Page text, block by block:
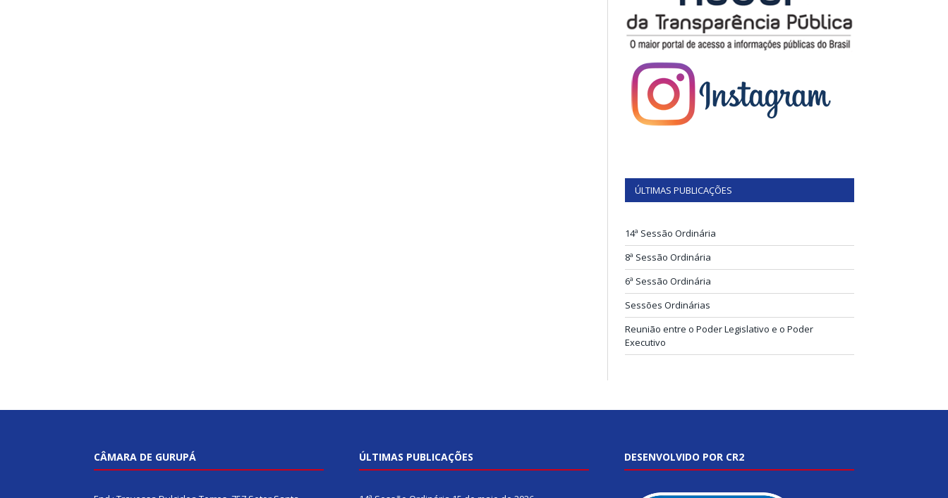
ÚLTIMAS PUBLICAÇÕES
14ª Sessão Ordinária
8ª Sessão Ordinária
6ª Sessão Ordinária
Sessões Ordinárias
Reunião entre o Poder Legislativo e o Poder
Executivo
CÂMARA DE GURUPÁ ÚLTIMAS PUBLICAÇÕES DESENVOLVIDO POR CR2